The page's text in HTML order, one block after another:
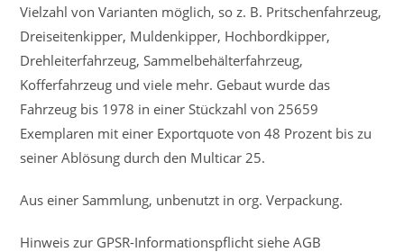
Vielzahl von Varianten möglich, so z. B. Pritschenfahrzeug,
Dreiseitenkipper, Muldenkipper, Hochbordkipper,
Drehleiterfahrzeug, Sammelbehälterfahrzeug,
Kofferfahrzeug und viele mehr. Gebaut wurde das
Fahrzeug bis 1978 in einer Stückzahl von 25659
Exemplaren mit einer Exportquote von 48 Prozent bis zu
seiner Ablösung durch den Multicar 25.
Aus einer Sammlung, unbenutzt in org. Verpackung.
Hinweis zur GPSR-Informationspflicht siehe AGB